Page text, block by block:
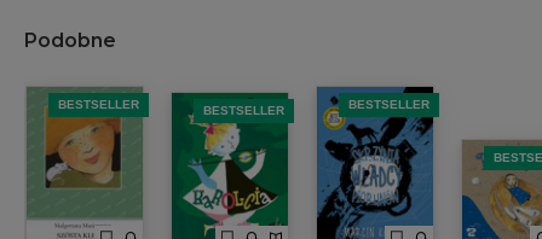
Podobne
BESTSELLER BESTSELLER BESTSELLER